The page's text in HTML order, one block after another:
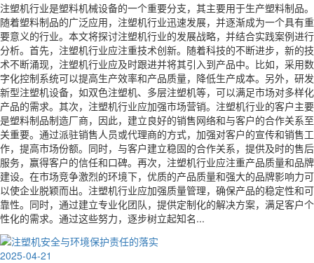
注塑机行业是塑料机械设备的一个重要分支，其主要用于生产塑料制品。
随着塑料制品的广泛应用，注塑机行业迅速发展，并逐渐成为一个具有重
要意义的行业。本文将探讨注塑机行业的发展战略，并结合实践案例进行
分析。首先，注塑机行业应注重技术创新。随着科技的不断进步，新的技
术不断涌现，注塑机行业应及时跟进并将其引入到产品中。比如，采用数
字化控制系统可以提高生产效率和产品质量，降低生产成本。另外，研发
新型注塑机设备，如双色注塑机、多层注塑机等，可以满足市场对多样化
产品的需求。其次，注塑机行业应加强市场营销。注塑机行业的客户主要
是塑料制品制造厂商，因此，建立良好的销售网络和与客户的合作关系至
关重要。通过派驻销售人员或代理商的方式，加强对客户的宣传和销售工
作，提高市场份额。同时，与客户建立稳固的合作关系，提供及时的售后
服务，赢得客户的信任和口碑。再次，注塑机行业应注重产品质量和品牌
建设。在市场竞争激烈的环境下，优质的产品质量和强大的品牌影响力可
以使企业脱颖而出。注塑机行业应加强质量管理，确保产品的稳定性和可
靠性。同时，通过建立专业化团队，提供定制化的解决方案，满足客户个
性化的需求。通过这些努力，逐步树立起知名...
2025-04-21